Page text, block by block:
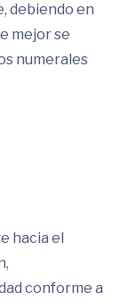
debiendo en
mejor se
numerales
hacia el
conforme a